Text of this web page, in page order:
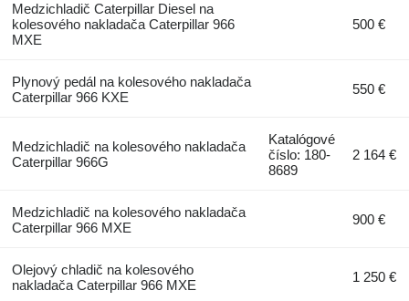
Medzichladič Caterpillar Diesel na
kolesového nakladača Caterpillar 966
MXE
500 €
Plynový pedál na kolesového nakladača
Caterpillar 966 KXE
550 €
Medzichladič na kolesového nakladača
Caterpillar 966G
Katalógové
číslo: 180-
8689
2 164 €
Medzichladič na kolesového nakladača
Caterpillar 966 MXE
900 €
Olejový chladič na kolesového
nakladača Caterpillar 966 MXE
1 250 €